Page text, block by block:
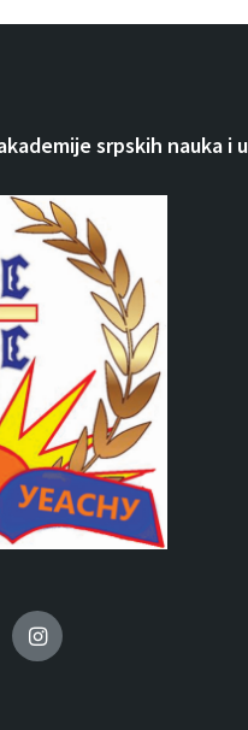
srpskih nauka i
Instagram